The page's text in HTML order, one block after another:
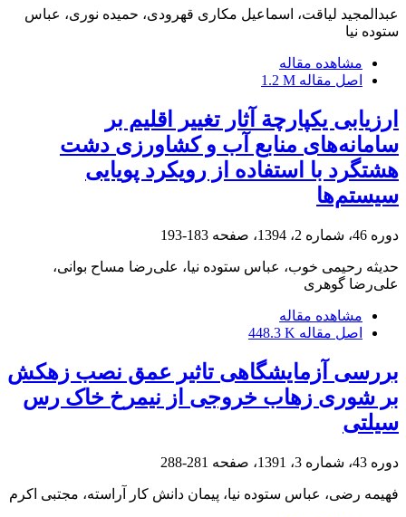
عبدالمجید لیاقت، اسماعیل مکاری قهرودی، حمیده نوری، عباس
ستوده نیا
مشاهده مقاله
اصل مقاله 1.2 M
ارزیابی یکپارچة آثار تغییر اقلیم بر
سامانه‌های منابع آب و کشاورزی دشت
هشتگرد با استفاده از رویکرد پویایی
سیستم‌ها
دوره 46، شماره 2، 1394، صفحه 183-193
حدیثه رحیمی خوب، عباس ستوده نیا، علی‌رضا مساح بوانی،
علی‌رضا گوهری
مشاهده مقاله
اصل مقاله 448.3 K
بررسی آزمایشگاهی تاثیر عمق نصب زهکش
بر شوری زهاب خروجی از نیمرخ خاک رس
سیلتی
دوره 43، شماره 3، 1391، صفحه 281-288
فهیمه رضی، عباس ستوده نیا، پیمان دانش کار آراسته، مجتبی اکرم